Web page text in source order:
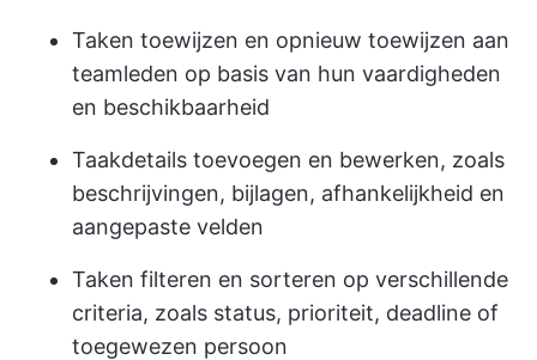
Taken toewijzen en opnieuw toewijzen aan
teamleden op basis van hun vaardigheden
en beschikbaarheid
Taakdetails toevoegen en bewerken, zoals
beschrijvingen, bijlagen, afhankelijkheid en
aangepaste velden
Taken filteren en sorteren op verschillende
criteria, zoals status, prioriteit, deadline of
toegewezen persoon